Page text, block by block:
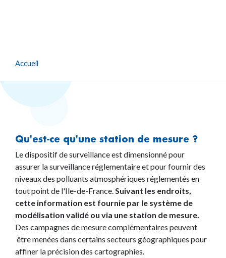
Accueil
Qu'est-ce qu'une station de mesure ?
Le dispositif de surveillance est dimensionné pour
assurer la surveillance réglementaire et pour fournir des
niveaux des polluants atmosphériques réglementés en
tout point de l'Ile-de-France.Suivant les endroits,
cette information est fournie par le système de
modélisation validé ou via une station de mesure.
Des campagnes de mesure complémentaires peuvent
être menées dans certains secteurs géographiques pour
affiner la précision des cartographies.